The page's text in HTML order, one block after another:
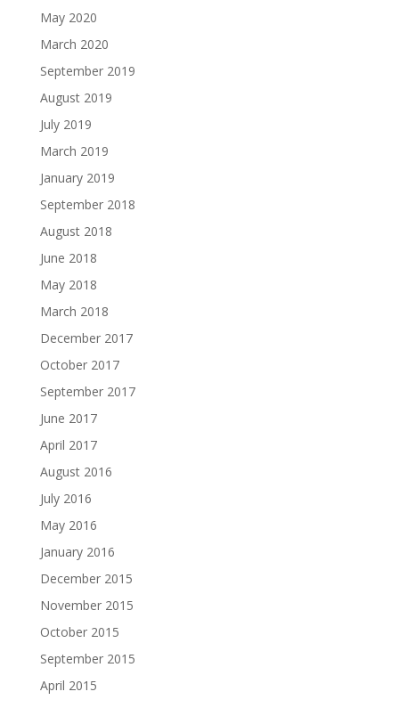
May 2020
March 2020
September 2019
August 2019
July 2019
March 2019
January 2019
September 2018
August 2018
June 2018
May 2018
March 2018
December 2017
October 2017
September 2017
June 2017
April 2017
August 2016
July 2016
May 2016
January 2016
December 2015
November 2015
October 2015
September 2015
April 2015